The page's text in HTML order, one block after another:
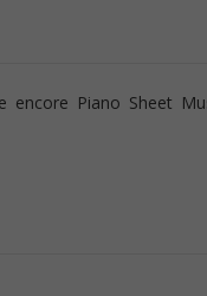
encore Piano Sheet